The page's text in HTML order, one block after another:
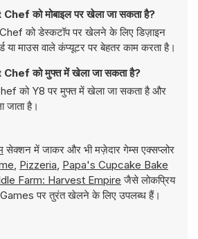
को मोबाइल पर खेला जा सकता है?
को डेस्कटॉप पर खेलने के लिए डिज़ाइन
या माउस वाले कंप्यूटर पर बेहतर काम करता है।
को मुफ्त में खेला जा सकता है?
को Y8 पर मुफ्त में खेला जा सकता है और
जाता है।
सेक्शन में जाकर और भी मज़ेदार गेम्स एक्सप्लोर
, Pizzeria, Papa's Cupcake Bake
Farm: Harvest Empire जैसे लोकप्रिय
पर तुरंत खेलने के लिए उपलब्ध हैं।